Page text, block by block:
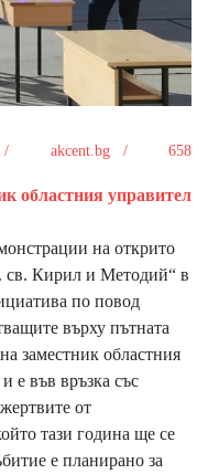
/ akcent.bg / 658
областния управител
на открито
св. Кирил и Методий“ в
по повод
върху пътната
заместник областния
е във връзка със
от
тази година ще се
е планирано за